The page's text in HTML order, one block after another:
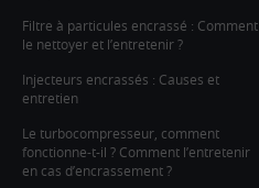
Filtre à particules encrassé : Comment
le nettoyer et l’entretenir ?
Injecteurs encrassés : Causes et
entretien
Le turbocompresseur, comment
fonctionne-t-il ? Comment l’entretenir
en cas d’encrassement ?